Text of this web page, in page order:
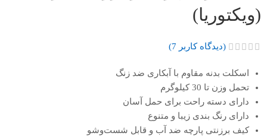
(ویکتوریا)
(دیدگاه کاربر 7
)
اسکلت بدنه مقاوم با آبکاری ضد زنگ
تحمل وزن تا 30 کیلوگرم
دارای دسته راحت برای حمل آسان
دارای رنگ بندی زیبا و متنوع
کیف برزنتی پارچه ضد آب و قابل شست‌وشو